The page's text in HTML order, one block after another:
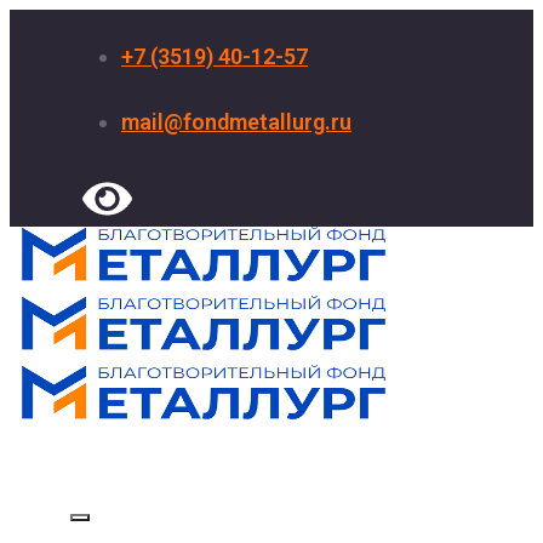
+7 (3519) 40-12-57
mail@fondmetallurg.ru